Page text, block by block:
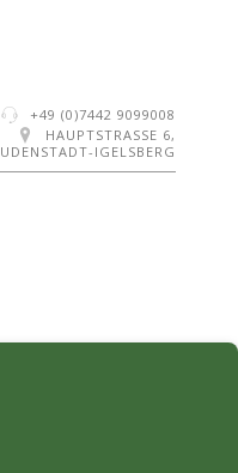
+49 (0)7442 9099008
HAUPTSTRASSE 6,
IGELSBERG